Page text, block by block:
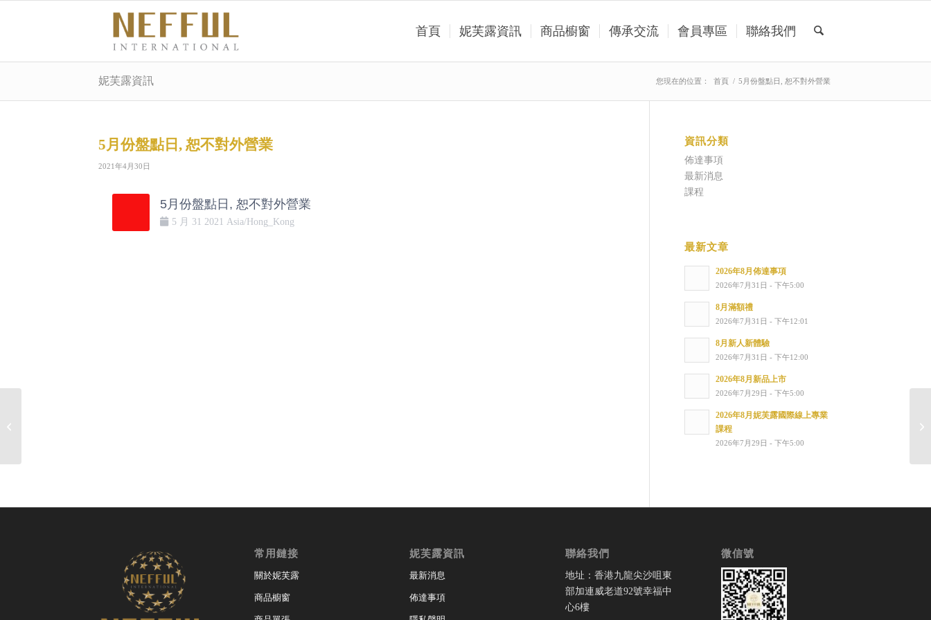
首頁 妮芙露資訊 商品櫥窗 傳承交流 會員專區 聯絡我們
妮芙露資訊 您現在的位置： 首頁 / 5月份盤點日, 恕不對外營業
5月份盤點日, 恕不對外營業
2021年4月30日
5月份盤點日, 恕不對外營業
5 月 31 2021 Asia/Hong_Kong
資訊分類
佈達事項
最新消息
課程
最新文章
2026年8月佈達事項
2026年7月31日 - 下午5:00
8月滿額禮
2026年7月31日 - 下午12:01
8月新人新體驗
2026年7月31日 - 下午12:00
2026年8月新品上市
2026年7月29日 - 下午5:00
2026年8月妮芙露國際線上專業
課程
2026年7月29日 - 下午5:00
常用鏈接
關於妮芙露
商品櫥窗
妮芙露資訊
最新消息
佈達事項
聯絡我們
地址：香港九龍尖沙咀東
部加連威老道92號幸福中
心6樓
微信號